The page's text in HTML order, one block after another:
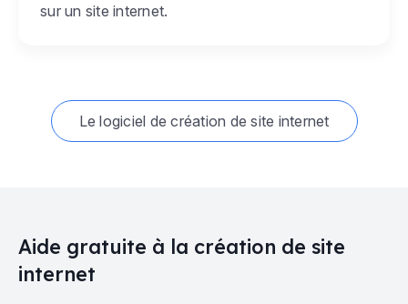
sur un site internet.
Le logiciel de création de site internet
Aide gratuite à la création de site
internet